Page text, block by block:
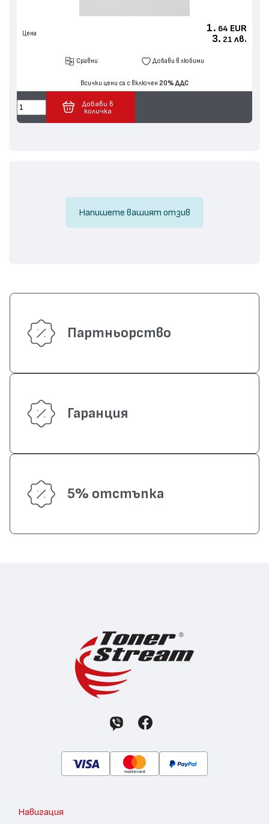
Цена 1. 64 EUR
3. 21 лв.
Сравни Добави в любими
Всички цени са с включен 20% ДДС
Добави в
количка
Напишете вашият отзив
Партньорство
Гаранция
5% отстъпка
Навигация